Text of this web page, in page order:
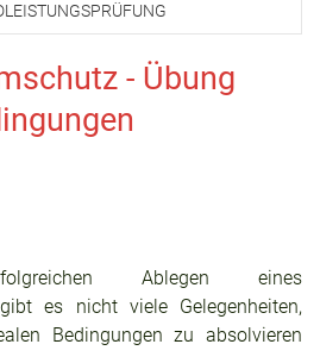
- Übung
Ablegen eines
es nicht viele Gelegenheiten,
Bedingungen zu absolvieren